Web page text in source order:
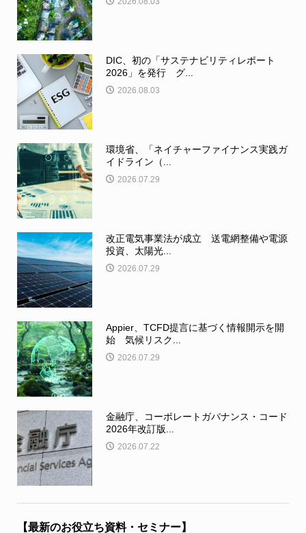
DIC、初の「サステナビリティレポート
2026」を発行 グ...
2026.08.03
環境省、「ネイチャーファイナンス実践ガ
イドライン（...
2026.07.29
改正電気事業法が成立 送電網整備や電源
投資、太陽光...
2026.07.29
Appier、TCFD提言に基づく情報開示を開
始 気候リスク...
2026.07.29
金融庁、コーポレートガバナンス・コード
2026年改訂版...
2026.07.22
【最新のお役立ち資料・セミナー】